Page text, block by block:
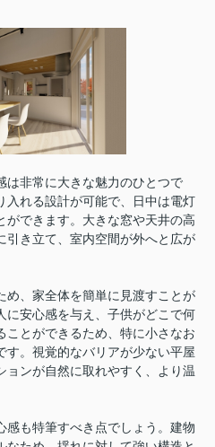
は非常に大きな魅力のひとつで
入れる設計が可能で、日中は電灯
ができます。大きな窓や天井の高
引き立て、室内空間が外へと広が
め、家全体を簡単に見渡すことが
に安心感を与え、子供がどこで何
ことができるため、特に小さなお
す。視覚的なバリアが少ない平屋
ョンが自然に取れやすく、より温
感も特筆すべき点でしょう。建物